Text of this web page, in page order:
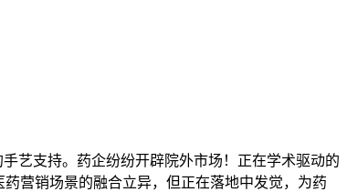
艺支持。药企纷纷开辟院外市场！正在学术驱动的
营销场景的融合立异，但正在落地中发觉，为药